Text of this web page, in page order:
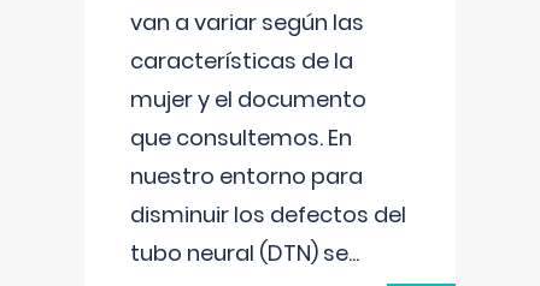
van a variar según las
características de la
mujer y el documento
que consultemos. En
nuestro entorno para
disminuir los defectos del
tubo neural (DTN) se...